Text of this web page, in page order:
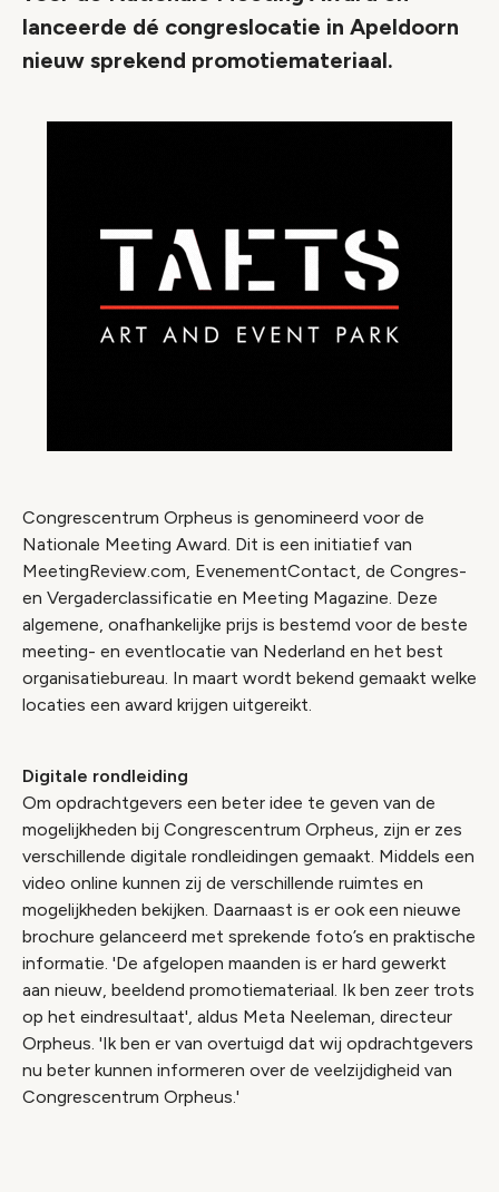
lanceerde dé congreslocatie in Apeldoorn
nieuw sprekend promotiemateriaal.
Congrescentrum Orpheus is genomineerd voor de
Nationale Meeting Award. Dit is een initiatief van
MeetingReview.com, EvenementContact, de Congres-
en Vergaderclassificatie en Meeting Magazine. Deze
algemene, onafhankelijke prijs is bestemd voor de beste
meeting- en eventlocatie van Nederland en het best
organisatiebureau. In maart wordt bekend gemaakt welke
locaties een award krijgen uitgereikt.
Digitale rondleiding
Om opdrachtgevers een beter idee te geven van de
mogelijkheden bij Congrescentrum Orpheus, zijn er zes
verschillende digitale rondleidingen gemaakt. Middels een
video online kunnen zij de verschillende ruimtes en
mogelijkheden bekijken. Daarnaast is er ook een nieuwe
brochure gelanceerd met sprekende foto’s en praktische
informatie. 'De afgelopen maanden is er hard gewerkt
aan nieuw, beeldend promotiemateriaal. Ik ben zeer trots
op het eindresultaat', aldus Meta Neeleman, directeur
Orpheus. 'Ik ben er van overtuigd dat wij opdrachtgevers
nu beter kunnen informeren over de veelzijdigheid van
Congrescentrum Orpheus.'